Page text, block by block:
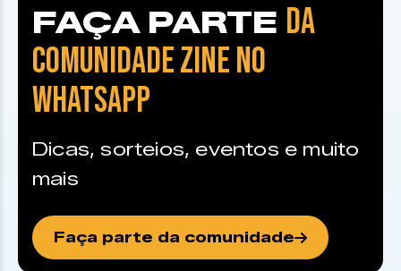
FAÇA PARTE DA
COMUNIDADE ZINE NO
WHATSAPP
Dicas, sorteios, eventos e muito
mais
Faça parte da comunidade